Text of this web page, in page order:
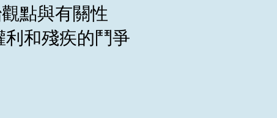
點與有關性
利和殘疾的鬥爭